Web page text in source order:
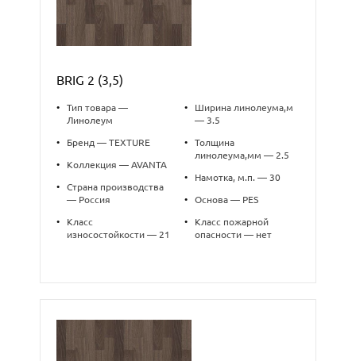
BRIG 2 (3,5)
•
Тип товара —
Линолеум
• Бренд — TEXTURE
• Коллекция — AVANTA
•
Страна производства
— Россия
•
Класс
износостойкости — 21
•
Ширина линолеума,м
— 3.5
•
Толщина
линолеума,мм — 2.5
• Намотка, м.п. — 30
• Основа — PES
•
Класс пожарной
опасности — нет